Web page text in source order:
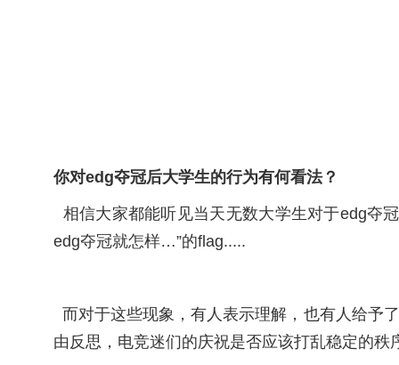
你对edg夺冠后大学生的行为有何看法？
相信大家都能听见当天无数大学生对于edg夺
edg夺冠就怎样…”的flag.....
而对于这些现象，有人表示理解，也有人给予
由反思，电竞迷们的庆祝是否应该打乱稳定的